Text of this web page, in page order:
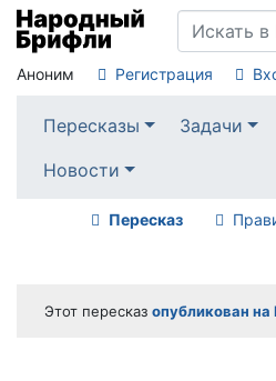
Аноним Регистрация
Пересказы Задачи
Новости
Пересказ
Этот пересказ опубликован на